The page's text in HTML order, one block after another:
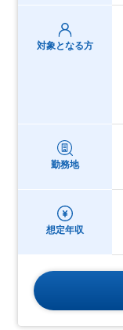
対象となる方
勤務地
想定年収